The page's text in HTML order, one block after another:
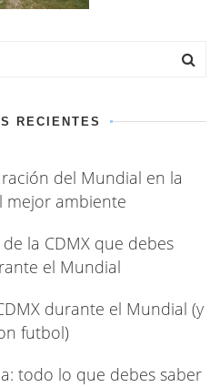
RECIENTES
del Mundial en la
mejor ambiente
la CDMX que debes
el Mundial
durante el Mundial (y
futbol)
todo lo que debes saber